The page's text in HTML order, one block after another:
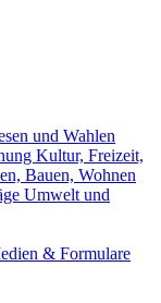
und Wahlen
Kultur, Freizeit,
Bauen, Wohnen
Umwelt und
& Formulare